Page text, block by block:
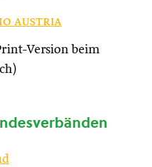
austria
Version beim